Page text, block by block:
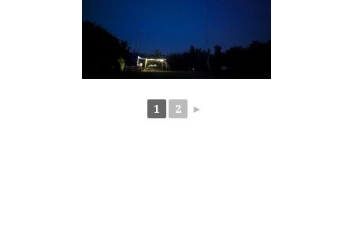
1 2 ►